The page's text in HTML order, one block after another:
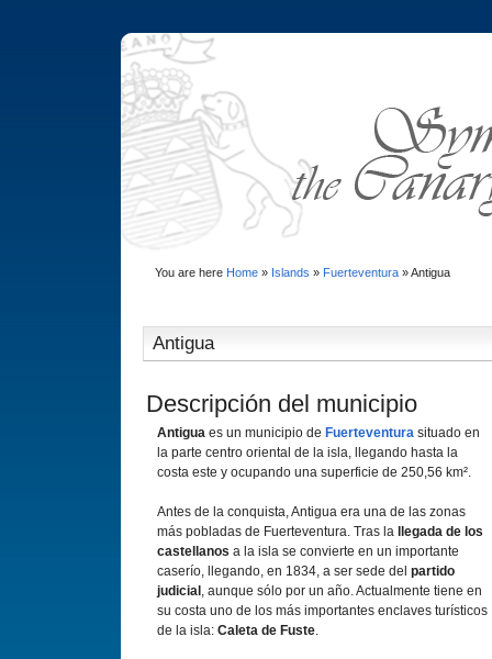
You are here Home» Islands » Fuerteventura»Antigua
Antigua
Descripción del municipio
Antigua es un municipio de Fuerteventura situado en
la parte centro oriental de la isla, llegando hasta la
costa este y ocupando una superficie de 250,56 km².
Antes de la conquista, Antigua era una de las zonas
más pobladas de Fuerteventura. Tras la
llegada de los
castellanos a la isla se convierte en un importante
caserí­o, llegando, en 1834, a ser sede del partido
judicial , aunque sólo por un año. Actualmente tiene en
su costa uno de los más importantes enclaves turí­sticos
de la isla: Caleta de Fuste.